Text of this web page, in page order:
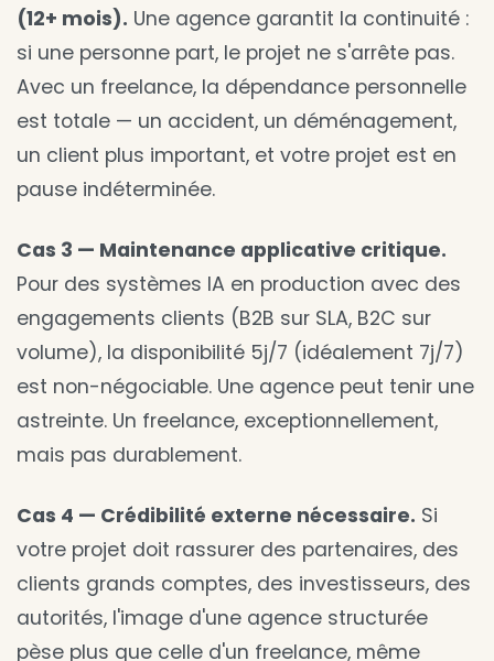
(12+ mois). Une agence garantit la continuité :
si une personne part, le projet ne s'arrête pas.
Avec un freelance, la dépendance personnelle
est totale — un accident, un déménagement,
un client plus important, et votre projet est en
pause indéterminée.
Cas 3 — Maintenance applicative critique.
Pour des systèmes IA en production avec des
engagements clients (B2B sur SLA, B2C sur
volume), la disponibilité 5j/7 (idéalement 7j/7)
est non-négociable. Une agence peut tenir une
astreinte. Un freelance, exceptionnellement,
mais pas durablement.
Cas 4 — Crédibilité externe nécessaire. Si
votre projet doit rassurer des partenaires, des
clients grands comptes, des investisseurs, des
autorités, l'image d'une agence structurée
pèse plus que celle d'un freelance, même